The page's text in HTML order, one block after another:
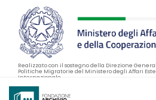
Realizzato con il sostegno della Direzione
Politiche Migratorie del Ministero degli Affari
Internazionale